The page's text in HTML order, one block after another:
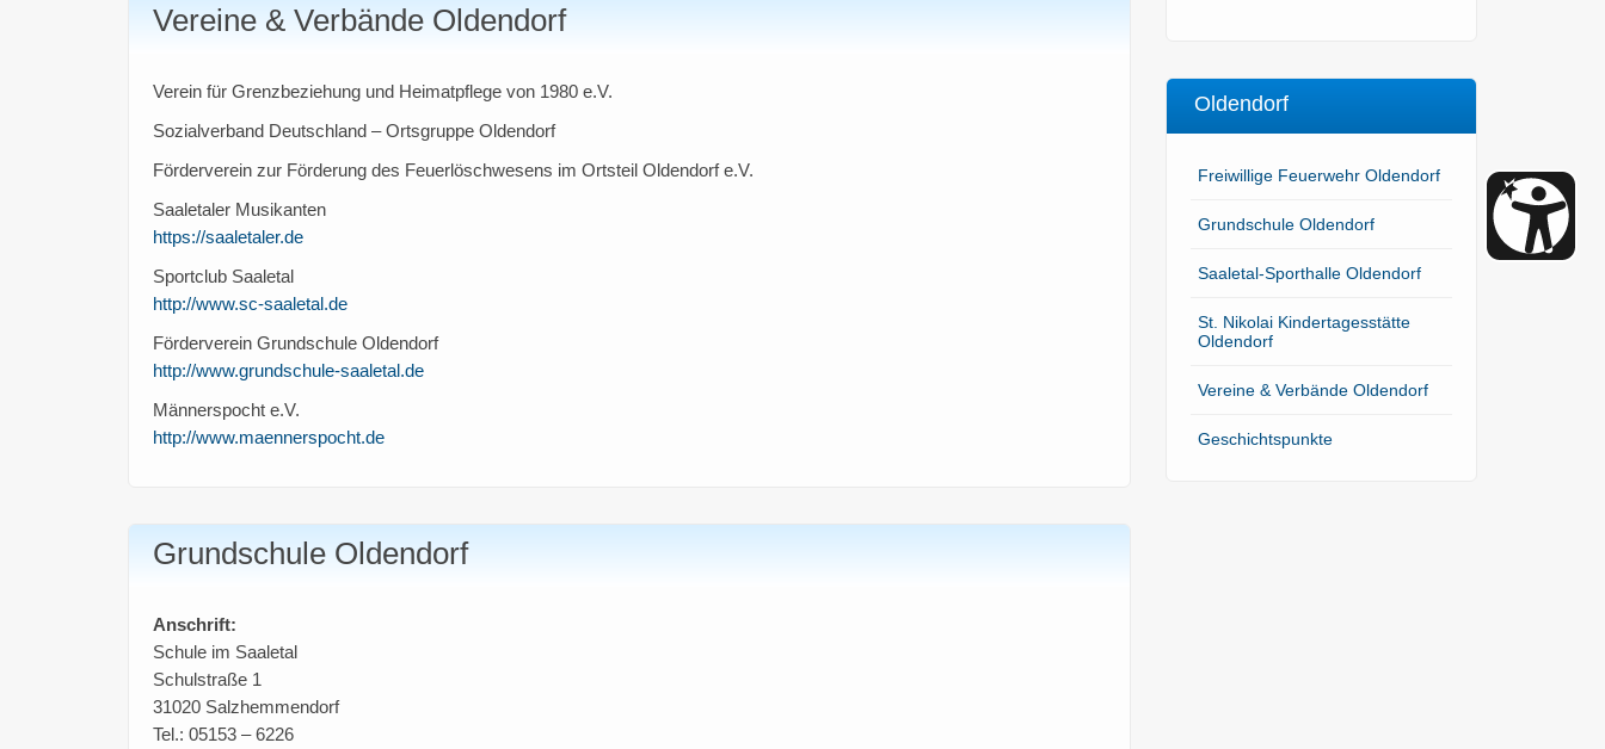
Vereine & Verbände Oldendorf
Verein für Grenzbeziehung und Heimatpflege von 1980 e.V.
Sozialverband Deutschland – Ortsgruppe Oldendorf
Förderverein zur Förderung des Feuerlöschwesens im Ortsteil Oldendorf e.V.
Saaletaler Musikanten
https://saaletaler.de
Sportclub Saaletal
http://www.sc-saaletal.de
Förderverein Grundschule Oldendorf
http://www.grundschule-saaletal.de
Männerspocht e.V.
http://www.maennerspocht.de
Grundschule Oldendorf
Anschrift:
Schule im Saaletal
Schulstraße 1
31020 Salzhemmendorf
Tel.: 05153 – 6226
Oldendorf
Freiwillige Feuerwehr Oldendorf
Grundschule Oldendorf
Saaletal-Sporthalle Oldendorf
St. Nikolai Kindertagesstätte
Oldendorf
Vereine & Verbände Oldendorf
Geschichtspunkte